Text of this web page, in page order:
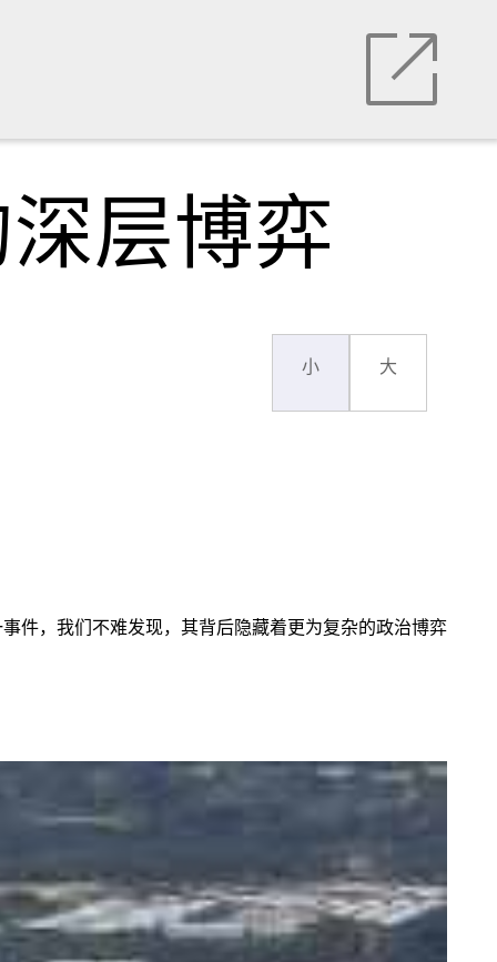
层博弈
小 大
件，我们不难发现，其背后隐藏着更为复杂的政治博弈